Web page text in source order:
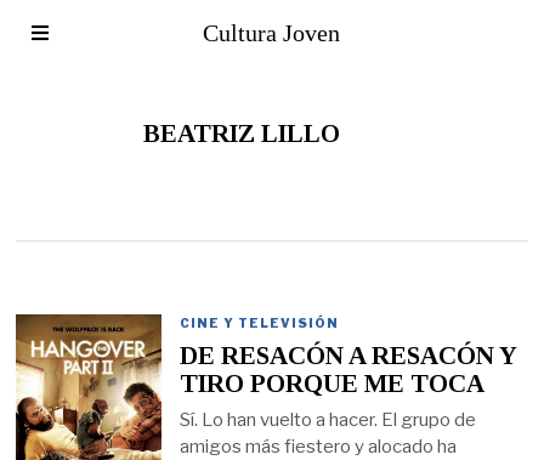
Cultura Joven
BEATRIZ LILLO
CINE Y TELEVISIÓN
DE RESACÓN A RESACÓN Y
TIRO PORQUE ME TOCA
Sí. Lo han vuelto a hacer. El grupo de
amigos más fiestero y alocado ha